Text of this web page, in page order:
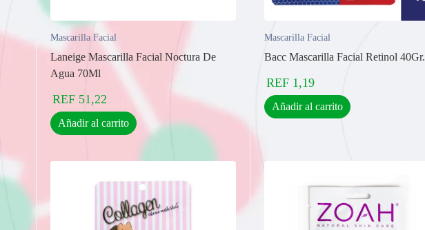
Mascarilla Facial
Laneige Mascarilla Facial Noctura De
Agua 70Ml
REF 51,22
Añadir al carrito
Mascarilla Facial
Bacc Mascarilla Facial Retinol 40Gr.
REF 1,19
Añadir al carrito